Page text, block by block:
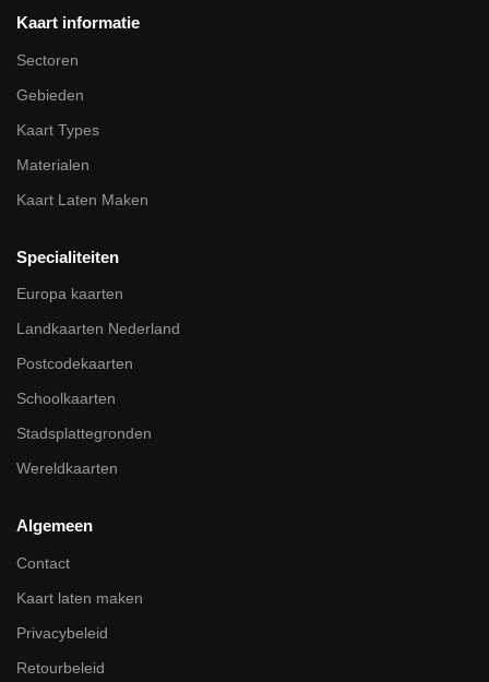
Kaart informatie
Sectoren
Gebieden
Kaart Types
Materialen
Kaart Laten Maken
Specialiteiten
Europa kaarten
Landkaarten Nederland
Postcodekaarten
Schoolkaarten
Stadsplattegronden
Wereldkaarten
Algemeen
Contact
Kaart laten maken
Privacybeleid
Retourbeleid